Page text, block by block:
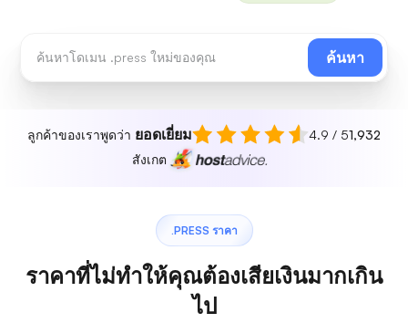
ค้นหา
ลูกค้าของเราพูดว่า ยอดเยี่ยม 4.9 / 51,932
สังเกต
.PRESS ราคา
ราคาที่ไม่ทำให้คุณต้องเสียเงินมากเกิน
ไป